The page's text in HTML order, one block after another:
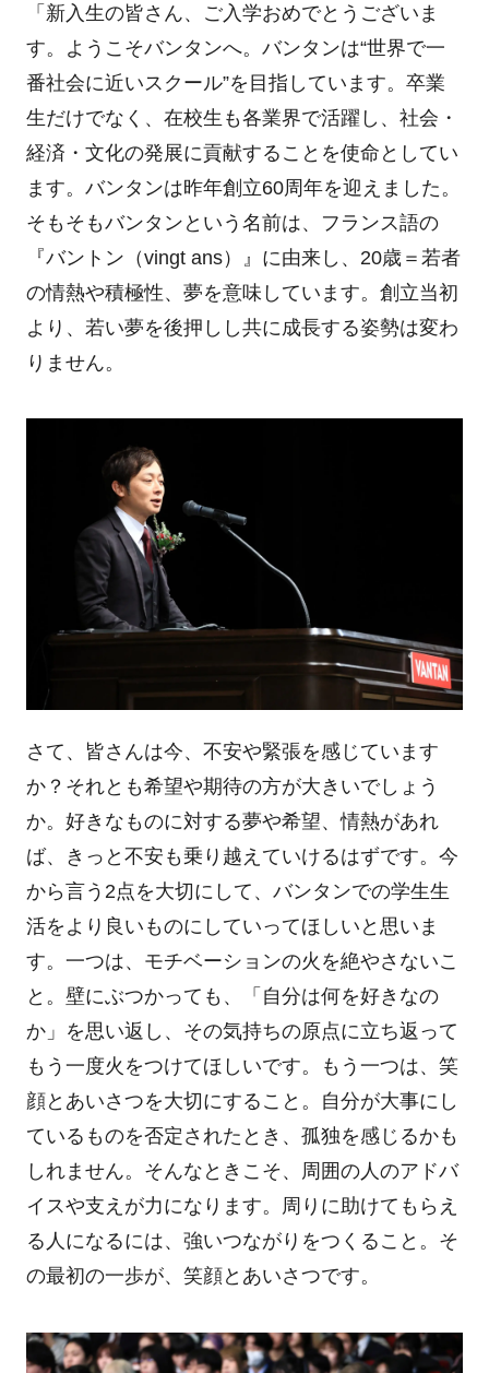
「新入生の皆さん、ご入学おめでとうございま
す。ようこそバンタンへ。バンタンは“世界で一
番社会に近いスクール”を目指しています。卒業
生だけでなく、在校生も各業界で活躍し、社会・
経済・文化の発展に貢献することを使命としてい
ます。バンタンは昨年創立60周年を迎えました。
そもそもバンタンという名前は、フランス語の
『バントン（vingt ans）』に由来し、20歳＝若者
の情熱や積極性、夢を意味しています。創立当初
より、若い夢を後押しし共に成長する姿勢は変わ
りません。
さて、皆さんは今、不安や緊張を感じています
か？それとも希望や期待の方が大きいでしょう
か。好きなものに対する夢や希望、情熱があれ
ば、きっと不安も乗り越えていけるはずです。今
から言う2点を大切にして、バンタンでの学生生
活をより良いものにしていってほしいと思いま
す。一つは、モチベーションの火を絶やさないこ
と。壁にぶつかっても、「自分は何を好きなの
か」を思い返し、その気持ちの原点に立ち返って
もう一度火をつけてほしいです。もう一つは、笑
顔とあいさつを大切にすること。自分が大事にし
ているものを否定されたとき、孤独を感じるかも
しれません。そんなときこそ、周囲の人のアドバ
イスや支えが力になります。周りに助けてもらえ
る人になるには、強いつながりをつくること。そ
の最初の一歩が、笑顔とあいさつです。